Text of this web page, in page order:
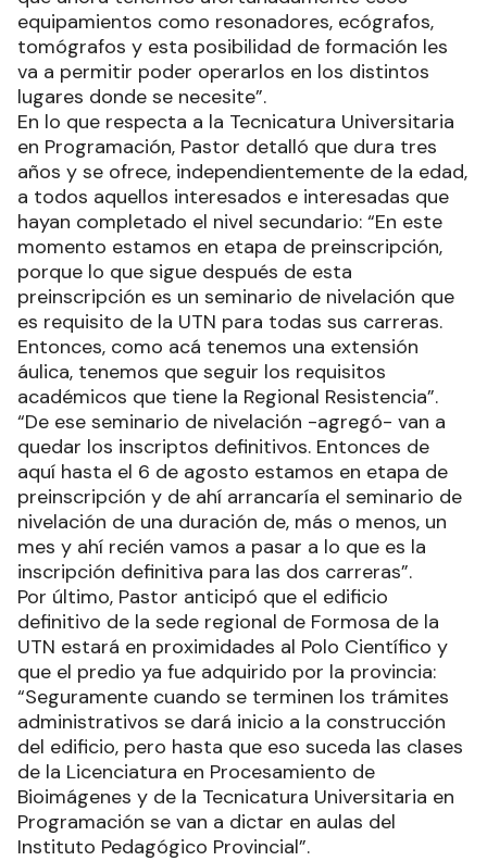
equipamientos como resonadores, ecógrafos,
tomógrafos y esta posibilidad de formación les
va a permitir poder operarlos en los distintos
lugares donde se necesite”.
En lo que respecta a la Tecnicatura Universitaria
en Programación, Pastor detalló que dura tres
años y se ofrece, independientemente de la edad,
a todos aquellos interesados e interesadas que
hayan completado el nivel secundario: “En este
momento estamos en etapa de preinscripción,
porque lo que sigue después de esta
preinscripción es un seminario de nivelación que
es requisito de la UTN para todas sus carreras.
Entonces, como acá tenemos una extensión
áulica, tenemos que seguir los requisitos
académicos que tiene la Regional Resistencia”.
“De ese seminario de nivelación -agregó- van a
quedar los inscriptos definitivos. Entonces de
aquí hasta el 6 de agosto estamos en etapa de
preinscripción y de ahí arrancaría el seminario de
nivelación de una duración de, más o menos, un
mes y ahí recién vamos a pasar a lo que es la
inscripción definitiva para las dos carreras”.
Por último, Pastor anticipó que el edificio
definitivo de la sede regional de Formosa de la
UTN estará en proximidades al Polo Científico y
que el predio ya fue adquirido por la provincia:
“Seguramente cuando se terminen los trámites
administrativos se dará inicio a la construcción
del edificio, pero hasta que eso suceda las clases
de la Licenciatura en Procesamiento de
Bioimágenes y de la Tecnicatura Universitaria en
Programación se van a dictar en aulas del
Instituto Pedagógico Provincial”.